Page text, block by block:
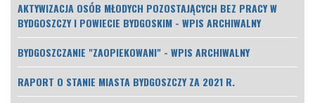
AKTYWIZACJA OSÓB MŁODYCH POZOSTAJĄCYCH BEZ PRACY W
BYDGOSZCZY I POWIECIE BYDGOSKIM - WPIS ARCHIWALNY
BYDGOSZCZANIE "ZAOPIEKOWANI" - WPIS ARCHIWALNY
RAPORT O STANIE MIASTA BYDGOSZCZY ZA 2021 R.